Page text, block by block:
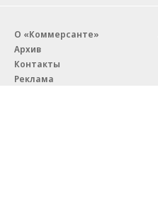
О «Коммерсанте»
Архив
Контакты
Реклама